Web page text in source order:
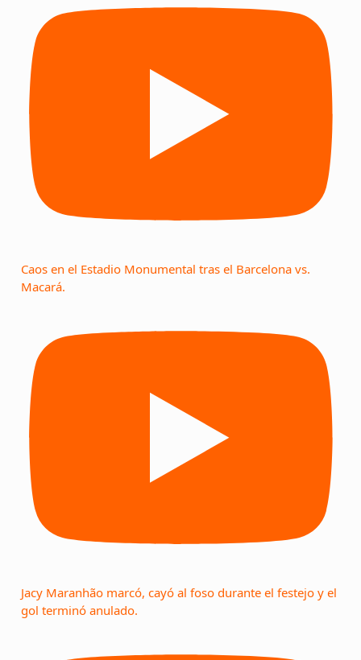
Caos en el Estadio Monumental tras el Barcelona vs.
Macará.
Jacy Maranhão marcó, cayó al foso durante el festejo y el
gol terminó anulado.